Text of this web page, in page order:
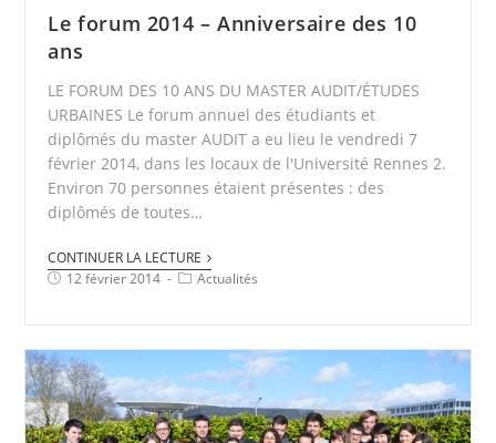
Le forum 2014 – Anniversaire des 10
ans
LE FORUM DES 10 ANS DU MASTER AUDIT/ÉTUDES
URBAINES Le forum annuel des étudiants et
diplômés du master AUDIT a eu lieu le vendredi 7
février 2014, dans les locaux de l'Université Rennes 2.
Environ 70 personnes étaient présentes : des
diplômés de toutes…
CONTINUER LA LECTURE
12 février 2014
Actualités